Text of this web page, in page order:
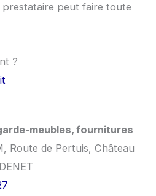
peut faire toute
?
meubles, fournitures
Route de Pertuis, Château